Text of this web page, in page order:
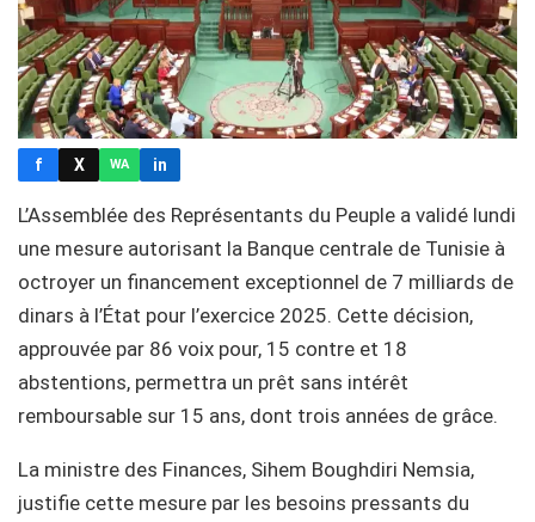
f X WA in
L’Assemblée des Représentants du Peuple a validé lundi
une mesure autorisant la Banque centrale de Tunisie à
octroyer un financement exceptionnel de 7 milliards de
dinars à l’État pour l’exercice 2025. Cette décision,
approuvée par 86 voix pour, 15 contre et 18
abstentions, permettra un prêt sans intérêt
remboursable sur 15 ans, dont trois années de grâce.
La ministre des Finances, Sihem Boughdiri Nemsia,
justifie cette mesure par les besoins pressants du